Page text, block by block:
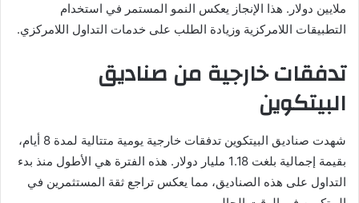
ملايين دولار. هذا الإنجاز يعكس النمو المستمر في استخدام
التطبيقات اللامركزية وزيادة الطلب على خدمات التداول اللامركزي.
تدفقات خارجية من صناديق
البيتكوين
شهدت صناديق البيتكوين تدفقات خارجية يومية متتالية لمدة 8 أيام،
بقيمة إجمالية بلغت 1.18 مليار دولار. هذه الفترة هي الأطول منذ بدء
التداول على هذه الصناديق، مما يعكس تراجع ثقة المستثمرين في